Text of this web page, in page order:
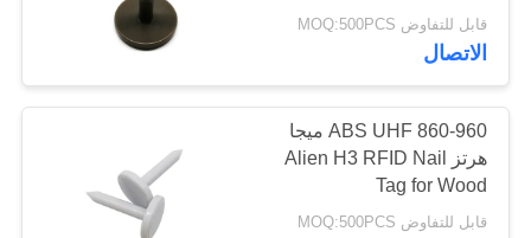
معلومات
جولة
في
المعمل
الأصول 41 * 28MM
قابل للتفاوض MOQ:500PCS
الاتصال
ABS UHF 860-960 ميجا
هرتز Alien H3 RFID Nail
Tag for Wood
Management
قابل للتفاوض MOQ:500PCS